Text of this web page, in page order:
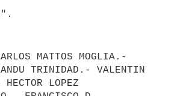
MATTOS MOGLIA.-
TRINIDAD.- VALENTIN
LOPEZ